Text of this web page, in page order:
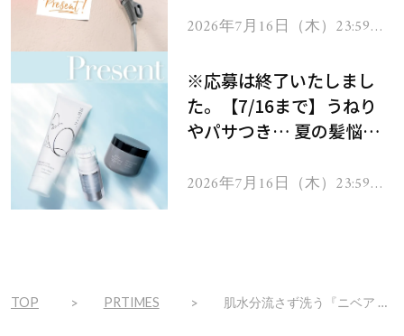
ヘアドライヤー ジュエル
2026年7月16日（木）23:59ま
※応募は終了いたしまし
た。【7/16まで】うねり
やパサつき… 夏の髪悩み
ムを13名様にプレゼン
2026年7月16日（木）23:59ま
TOP PRTIMES 肌水分流さず洗う『ニベア クリアビューティー弱酸性泡洗顔 皮脂すっきり』新発売！